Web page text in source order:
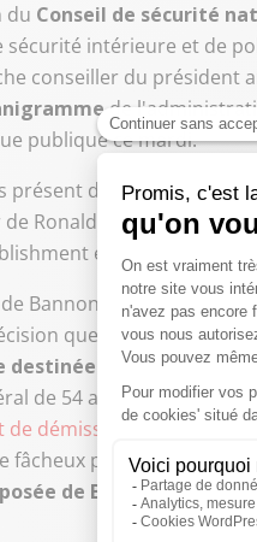
du Conseil de sécurité
sécurité intérieure et de
conseiller du président
de
publique ce mardi.
présent dans les médias
Ronald Reagan
et ses
Bannon
un membre
que n'avaient pas
à "politiser" le
de 54 ans et vétéran
démissionner après les
fâcheux pour
de Bannon.